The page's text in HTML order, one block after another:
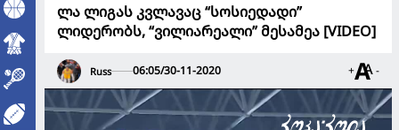
ლა ლიგას კვლავაც “სოსიედადი”
ლიდერობს, “ვილიარეალი” მესამეა [VIDEO]
Russ 06:05/30-11-2020 + -